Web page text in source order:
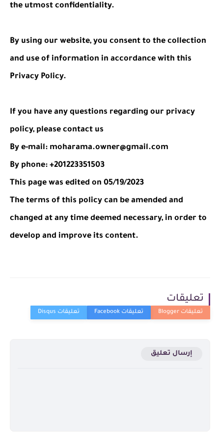
the utmost confidentiality.
By using our website, you consent to the collection
and use of information in accordance with this
Privacy Policy.
If you have any questions regarding our privacy
policy, please contact us
By e-mail: moharama.owner@gmail.com
By phone: +201223351503
This page was edited on 05/19/2023
The terms of this policy can be amended and
changed at any time deemed necessary, in order to
develop and improve its content.
تعليقات
إرسال تعليق